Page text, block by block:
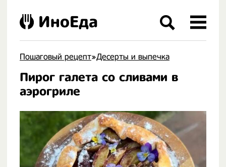
Пошаговый рецепт»Десерты и выпечка
Пирог галета со сливами в
аэрогриле
ИноЕда